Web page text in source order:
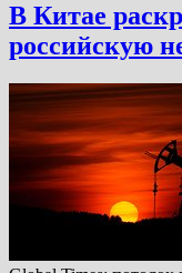
В Китае
российскую